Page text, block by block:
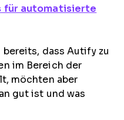
für automatisierte
dass Autify zu
im Bereich der
möchten aber
gut ist und was